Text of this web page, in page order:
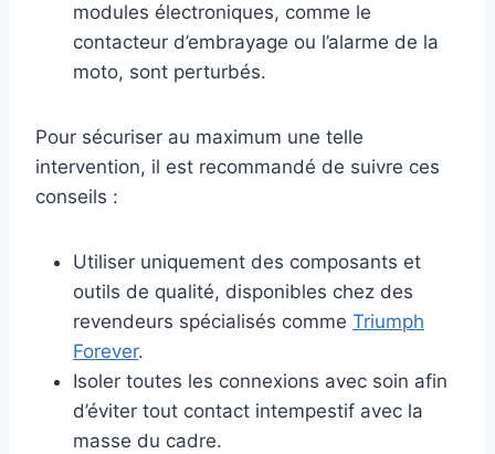
modules électroniques, comme le
contacteur d’embrayage ou l’alarme de la
moto, sont perturbés.
Pour sécuriser au maximum une telle
intervention, il est recommandé de suivre ces
conseils :
Utiliser uniquement des composants et
outils de qualité, disponibles chez des
revendeurs spécialisés comme Triumph
Forever.
Isoler toutes les connexions avec soin afin
d’éviter tout contact intempestif avec la
masse du cadre.